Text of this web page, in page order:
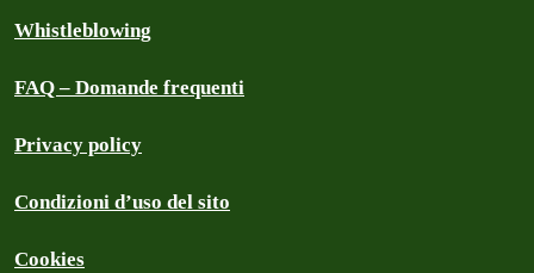
Whistleblowing
FAQ – Domande frequenti
Privacy policy
Condizioni d’uso del sito
Cookies